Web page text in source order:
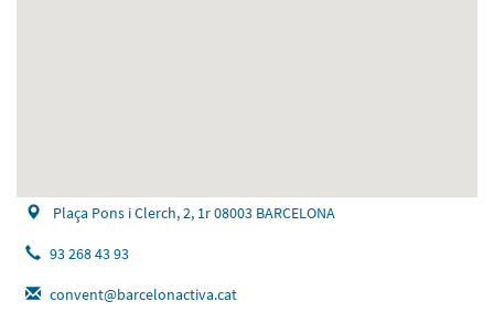
Plaça Pons i Clerch, 2, 1r 08003 BARCELONA
93 268 43 93
convent@barcelonactiva.cat